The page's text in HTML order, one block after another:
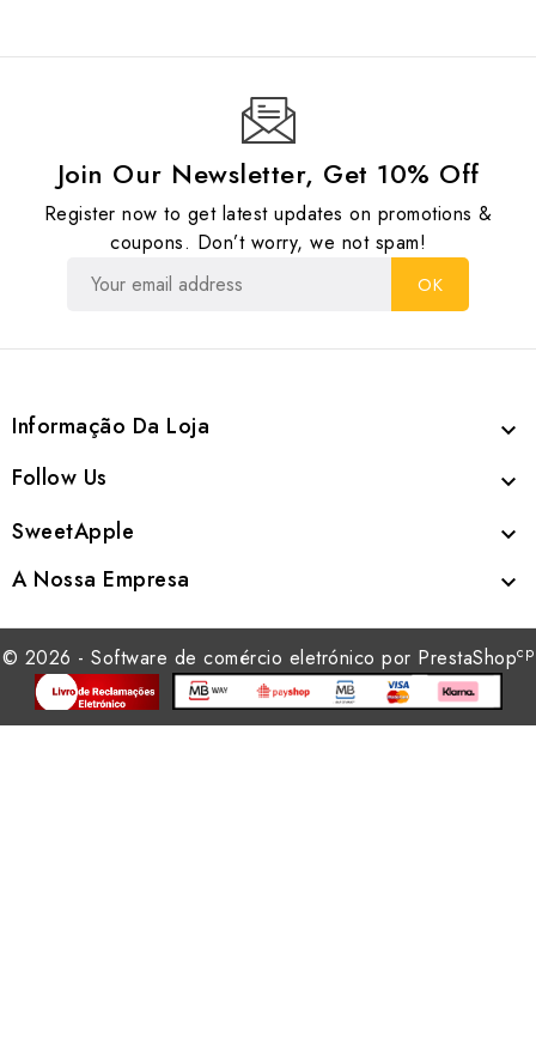
Join Our Newsletter, Get 10% Off
Register now to get latest updates on promotions &
coupons. Don’t worry, we not spam!
Informação Da Loja 
Follow Us 
SweetApple 
A Nossa Empresa 
© 2026 - Software de comércio eletrónico por PrestaShopcp